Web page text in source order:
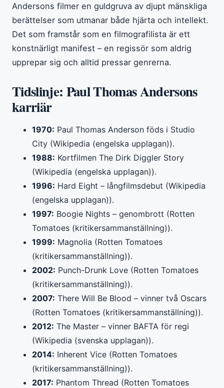
Andersons filmer en guldgruva av djupt mänskliga
berättelser som utmanar både hjärta och intellekt.
Det som framstår som en filmografilista är ett
konstnärligt manifest – en regissör som aldrig
upprepar sig och alltid pressar genrerna.
Tidslinje: Paul Thomas Andersons
karriär
1970: Paul Thomas Anderson föds i Studio
City (Wikipedia (engelska upplagan)).
1988: Kortfilmen The Dirk Diggler Story
(Wikipedia (engelska upplagan)).
1996: Hard Eight – långfilmsdebut (Wikipedia
(engelska upplagan)).
1997: Boogie Nights – genombrott (Rotten
Tomatoes (kritikersammanställning)).
1999: Magnolia (Rotten Tomatoes
(kritikersammanställning)).
2002: Punch-Drunk Love (Rotten Tomatoes
(kritikersammanställning)).
2007: There Will Be Blood – vinner två Oscars
(Rotten Tomatoes (kritikersammanställning)).
2012: The Master – vinner BAFTA för regi
(Wikipedia (svenska upplagan)).
2014: Inherent Vice (Rotten Tomatoes
(kritikersammanställning)).
2017: Phantom Thread (Rotten Tomatoes